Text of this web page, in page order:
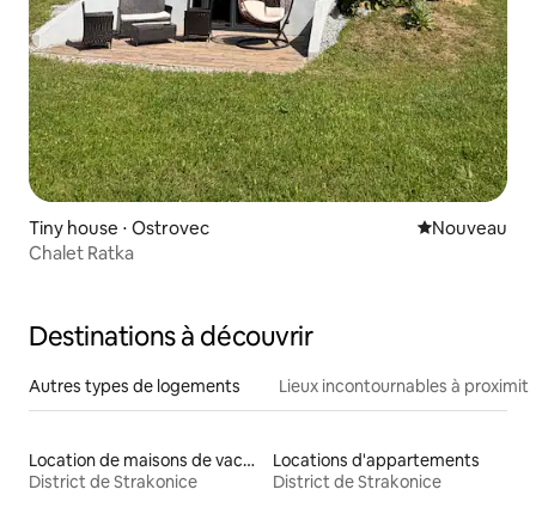
Tiny house ⋅ Ostrovec Nouvel
Nouveau
Chalet Ratka
Destinations à découvrir
Autres types de logements Lieux incontournables à
Location de maisons de vacances
District de Strakonice
Locations d'appartements
District de Strakonice